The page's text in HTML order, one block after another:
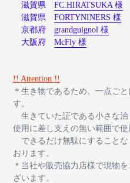
滋賀県 FC.HIRATSUKA 様
滋賀県 FORTYNINERS 様
京都府 grandguignol 様
大阪府 McFly 様
!! Attention !!
＊生き物であるため、一点ご
す。
生きていた証である小さな治
使用に差し支えの無い範囲で
できるだけ無駄にすることな
おります。
＊当社や販売協力店様で現物
ざいます。